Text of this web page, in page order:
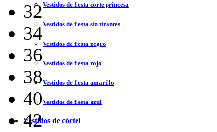
Vestidos de fiesta corte princesa
Vestidos de fiesta sin tirantes
Vestidos de fiesta negro
Vestidos de fiesta rojo
Vestidos de fiesta amarillo
Vestidos de fiesta azul
Vestidos de cóctel
32
34
36
38
40
42